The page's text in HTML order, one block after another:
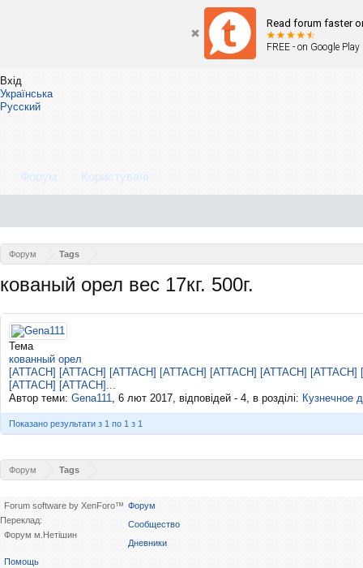
Read forum faster
FREE - on Google Play
Вхід
Форум Tags
кованый орел вес 17кг. 500г.
Тема
кованный орел
[ATTACH] [ATTACH] [ATTACH] [ATTACH] [ATTACH] [ATTACH]
[ATTACH] [ATTACH]...
Автор теми: Gena111, 6 лют 2017, відповідей - 4, в розділі: Кузнечное
Показано результати з 1 по 1 з 1
Форум Tags
Українська
Русский
Форум Користувачі
Forum software by XenForo™
Переклад:
Форум м.Нетішин
Форум
Сообщество
Дневники
Помощь